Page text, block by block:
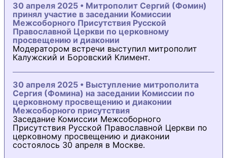
30 апреля 2025 • Митрополит Сергий (Фомин)
принял участие в заседании Комиссии
Межсоборного Присутствия Русской
Православной Церкви по церковному
просвещению и диаконии
Модератором встречи выступил митрополит
Калужский и Боровский Климент.
30 апреля 2025 • Выступление митрополита
Сергия (Фомина) на заседании Комиссии по
церковному просвещению и диаконии
Межсоборного присутствия
Заседание Комиссии Межсоборного
Присутствия Русской Православной Церкви по
церковному просвещению и диаконии
состоялось 30 апреля в Москве.